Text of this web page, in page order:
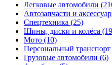
Легковые автомобили
Автозапчасти и
Спецтехника (25)
Шины, диски и колёса
Мото (10)
Персональный транспорт
Грузовые автомобили (6)